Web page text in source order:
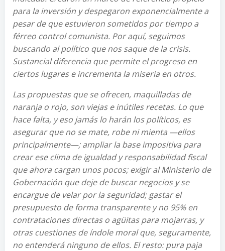
para la inversión y despegaron exponencialmente a
pesar de que estuvieron sometidos por tiempo a
férreo control comunista. Por aquí, seguimos
buscando al político que nos saque de la crisis.
Sustancial diferencia que permite el progreso en
ciertos lugares e incrementa la miseria en otros.
Las propuestas que se ofrecen, maquilladas de
naranja o rojo, son viejas e inútiles recetas. Lo que
hace falta, y eso jamás lo harán los políticos, es
asegurar que no se mate, robe ni mienta —ellos
principalmente—; ampliar la base impositiva para
crear ese clima de igualdad y responsabilidad fiscal
que ahora cargan unos pocos; exigir al Ministerio de
Gobernación que deje de buscar negocios y se
encargue de velar por la seguridad; gastar el
presupuesto de forma transparente y no 95% en
contrataciones directas o agüitas para mojarras, y
otras cuestiones de índole moral que, seguramente,
no entenderá ninguno de ellos. El resto: pura paja